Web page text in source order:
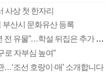
사상 첫 한자리
부산시 문화유산 등록
“동삼동 패총 조개가면은 7300년 전 유물”…학설 뒤집은 추가 조사
로 자부심 높여”
조선 호랑이·매’ 소개합니다